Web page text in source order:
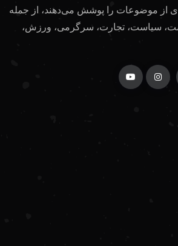
از موضوعات را پوشش می‌دهند، از جمله
سیاست، تجارت، سرگرمی، ورزش،